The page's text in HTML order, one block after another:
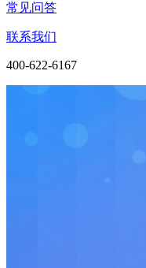
常见问答
联系我们
400-622-6167